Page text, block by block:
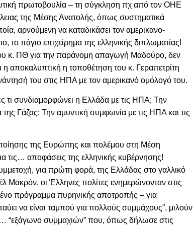
πρωτοβουλία – τη σύγκληση πχ από τον ΟΗΕ
της Μέσης Ανατολής, όπως συστηματικά
αρνούμενη να καταδικάσει τον αμερικανο-
το πάγιο επιχείρημα της ελληνικής διπλωματίας!
κ. ΠΘ για την παράνομη απαγωγή Μαδούρο, δεν
αποκαλυπτική η τοποθέτηση του κ. Γεραπετρίτη
του στις ΗΠΑ με τον αμερικανό ομόλογό του.
τι συνδιαμορφώνει η Ελλάδα με τις ΗΠΑ; Την
Γάζας; Την αμυντική συμφωνία με τις ΗΠΑ και τις
της Ευρώπης και πολέμου στη Μέση
τις… αποφάσεις της ελληνικής κυβέρνησης!
για πρώτη φορά, της Ελλάδας στο γαλλικό
οι Έλληνες πολίτες ενημερώνονταν στις
πρόγραμμα πυρηνικής αποτροπής – για
να είναι ταμπού για πολλούς συμμάχους”, μιλούν
“εξάγωνο συμμαχιών” που, όπως δήλωσε στις